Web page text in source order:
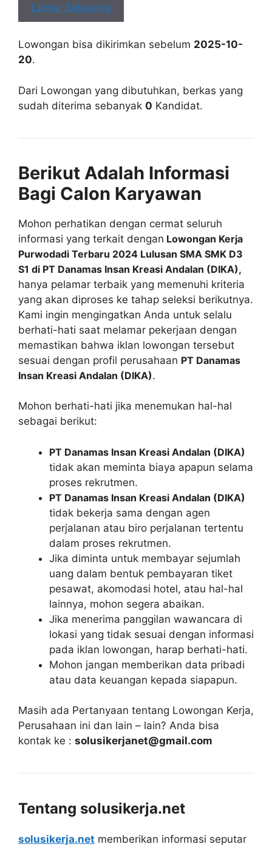
Lamar Sekarang
Lowongan bisa dikirimkan sebelum 2025-10-
20.
Dari Lowongan yang dibutuhkan, berkas yang
sudah diterima sebanyak 0 Kandidat.
Berikut Adalah Informasi
Bagi Calon Karyawan
Mohon perhatikan dengan cermat seluruh
informasi yang terkait dengan Lowongan Kerja
Purwodadi Terbaru 2024 Lulusan SMA SMK D3
S1 di PT Danamas Insan Kreasi Andalan (DIKA),
hanya pelamar terbaik yang memenuhi kriteria
yang akan diproses ke tahap seleksi berikutnya.
Kami ingin mengingatkan Anda untuk selalu
berhati-hati saat melamar pekerjaan dengan
memastikan bahwa iklan lowongan tersebut
sesuai dengan profil perusahaan PT Danamas
Insan Kreasi Andalan (DIKA).
Mohon berhati-hati jika menemukan hal-hal
sebagai berikut:
PT Danamas Insan Kreasi Andalan (DIKA)
tidak akan meminta biaya apapun selama
proses rekrutmen.
PT Danamas Insan Kreasi Andalan (DIKA)
tidak bekerja sama dengan agen
perjalanan atau biro perjalanan tertentu
dalam proses rekrutmen.
Jika diminta untuk membayar sejumlah
uang dalam bentuk pembayaran tiket
pesawat, akomodasi hotel, atau hal-hal
lainnya, mohon segera abaikan.
Jika menerima panggilan wawancara di
lokasi yang tidak sesuai dengan informasi
pada iklan lowongan, harap berhati-hati.
Mohon jangan memberikan data pribadi
atau data keuangan kepada siapapun.
Masih ada Pertanyaan tentang Lowongan Kerja,
Perusahaan ini dan lain – lain? Anda bisa
kontak ke : solusikerjanet@gmail.com
Tentang solusikerja.net
solusikerja.net memberikan informasi seputar